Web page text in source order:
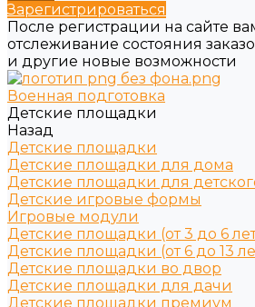
Зарегистрироваться
После регистрации на сайте
отслеживание состояния
и другие новые возможности
Военная подготовка
Детские площадки
Назад
Детские площадки
Детские площадки для дома
Детские площадки для
Детские игровые формы
Игровые модули
Детские площадки (от 3 до 6
Детские площадки (от 6 до 13
Детские площадки во двор
Детские площадки для дачи
Детские площадки премиум